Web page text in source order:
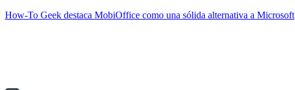
How-To Geek destaca MobiOffice como una sólida alternativa a Microsoft